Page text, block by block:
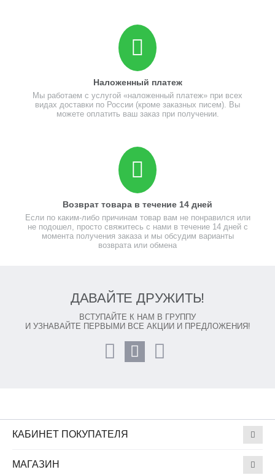
Наложенный платеж
Мы работаем с услугой «наложенный платеж» при всех
видах доставки по России (кроме заказных писем). Вы
можете оплатить ваш заказ при получении.
Возврат товара в течение 14 дней
Если по каким-либо причинам товар вам не понравился или
не подошел, просто свяжитесь с нами в течение 14 дней с
момента получения заказа и мы обсудим варианты
возврата или обмена
ДАВАЙТЕ ДРУЖИТЬ!
ВСТУПАЙТЕ К НАМ В ГРУППУ
И УЗНАВАЙТЕ ПЕРВЫМИ ВСЕ АКЦИИ И ПРЕДЛОЖЕНИЯ!
КАБИНЕТ ПОКУПАТЕЛЯ
МАГАЗИН